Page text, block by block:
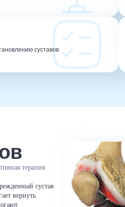
суставов
терапия
сустав
вернуть